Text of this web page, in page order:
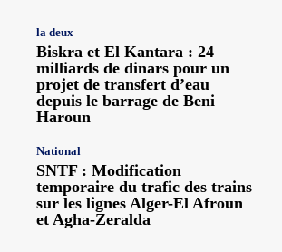
la deux
Biskra et El Kantara : 24
milliards de dinars pour un
projet de transfert d’eau
depuis le barrage de Beni
Haroun
National
SNTF : Modification
temporaire du trafic des trains
sur les lignes Alger-El Afroun
et Agha-Zeralda